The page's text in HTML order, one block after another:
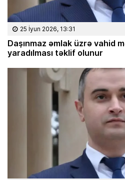
25 İyun 2026, 13:31
Daşınmaz əmlak üzrə vahid
yaradılması təklif olunur